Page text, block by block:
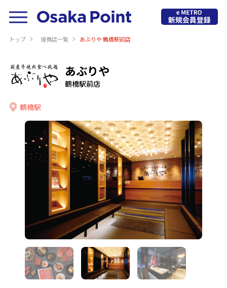
トップ 提携店⼀覧 あぶりや 鶴橋駅前店
あぶりや
鶴橋駅前店
鶴橋駅